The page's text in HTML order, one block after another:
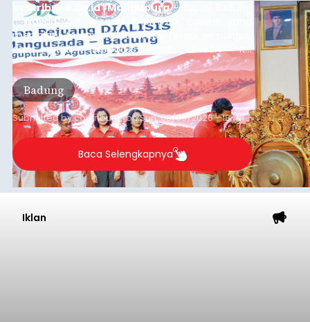
balitribune.co.id | Mangupura- Bupati Badung
I Wayan Adi Arnawa meminta pasien yang
menjalani terapi dialisis untuk tetap semangat
dan tidak berputus asa. Pesan itu
disampaikannya saat menghadiri Sarasehan
Pejuang Dialisis yang digelar RSD Mangusada di
Ruang Kertha Gosana, Puspem Badung, Minggu
(9/8/2026).
Badung
Submitted bycontributoronSun, 08/09/2026 - 18:44
Baca Selengkapnya
Iklan